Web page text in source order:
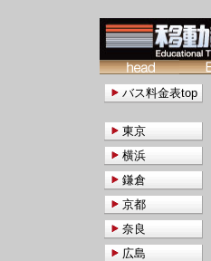
バス料金表top
東京
横浜
鎌倉
京都
奈良
広島